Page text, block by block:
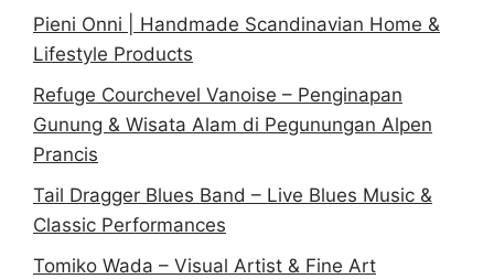
Pieni Onni | Handmade Scandinavian Home &
Lifestyle Products
Refuge Courchevel Vanoise – Penginapan
Gunung & Wisata Alam di Pegunungan Alpen
Prancis
Tail Dragger Blues Band – Live Blues Music &
Classic Performances
Tomiko Wada – Visual Artist & Fine Art